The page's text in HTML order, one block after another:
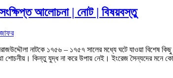
আলোচনা | নোট | বিষয়বস্তু
নাটকে ১৭৫৬ – ১৭৫৭ সালের মধ্যে ঘটে যাওয়া বিশেষ
শোচনীয়। কিন্তু যুদ্ধ না করে উপায় নেই। ইংরেজ সৈন্যদের মনে